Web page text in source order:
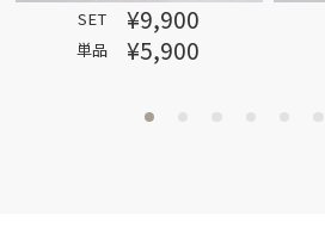
SET ¥9,900
単品 ¥5,900